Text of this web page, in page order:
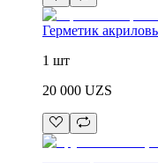
Герметик
1 шт
20 000 UZS